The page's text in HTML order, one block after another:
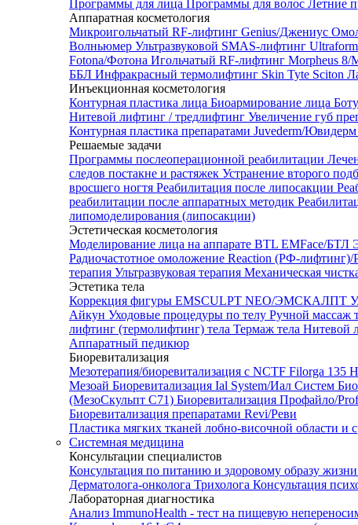
Программы для лица Программы для волос Летние
Аппаратная косметология
Микроигольчатый RF-лифтинг Genius/Джениус
Волньюмер Ультразвуковой SMAS-лифтинг
Fotona/Фотона Игольчатый RF-лифтинг Morpheus 8/
ББЛ Инфракрасный термолифтинг Skin Tyte Sciton
Инъекционная косметология
Контурная пластика лица Биоармирование лица
Нитевой лифтинг / тредлифтинг Увеличение губ
Контурная пластика препаратами Juvederm/Ювидерм
Решаемые задачи
Программы послеоперационной реабилитации
следов постакне и растяжек Устранение второго
вросшего ногтя Реабилитация после липосакции
реабилитации после аппаратных методик
липомоделирования (липосакции)
Эстетическая косметология
Моделирование лица на аппарате BTL EMFace/
Радиочастотное омоложение Reaction (РФ-лифтинг)/
терапия Ультразвуковая терапия Механическая
Эстетика тела
Коррекция фигуры EMSCULPT NEO/ЭМСКАЛПТ
Айкун Уходовые процедуры по телу Ручной массаж
лифтинг (термолифтинг) тела Термаж тела Нитевой
Аппаратный педикюр
Биоревитализация
Мезотерапия/биоревитализация с NCTF Filorga
Мезоай Биоревитализация Ial System/Иал Систем
(МезоСкульпт С71) Биоревитализация Профайло/
Биоревитализация препаратами Revi/Реви
Пластика мягких тканей лобно-височной области и
Системная медицина
Консультации специалистов
Консультация по питанию и здоровому образу жизни
Дерматолога-онколога Трихолога Консультация
Лабораторная диагностика
Анализ ImmunoHealth - тест на пищевую